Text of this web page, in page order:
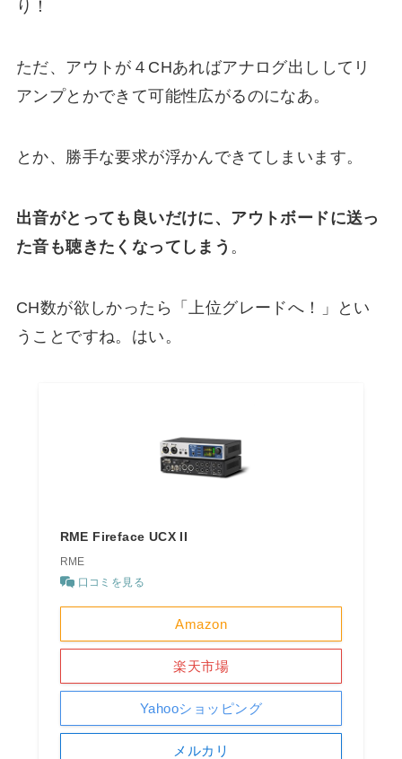
り！
ただ、アウトが４CHあればアナログ出ししてリ
アンプとかできて可能性広がるのになあ。
とか、勝手な要求が浮かんできてしまいます。
出音がとっても良いだけに、アウトボードに送っ
た音も聴きたくなってしまう 。
CH数が欲しかったら「上位グレードへ！」とい
うことですね。はい。
RME Fireface UCX II
RME
口コミを見る
Amazon
楽天市場
Yahooショッピング
メルカリ